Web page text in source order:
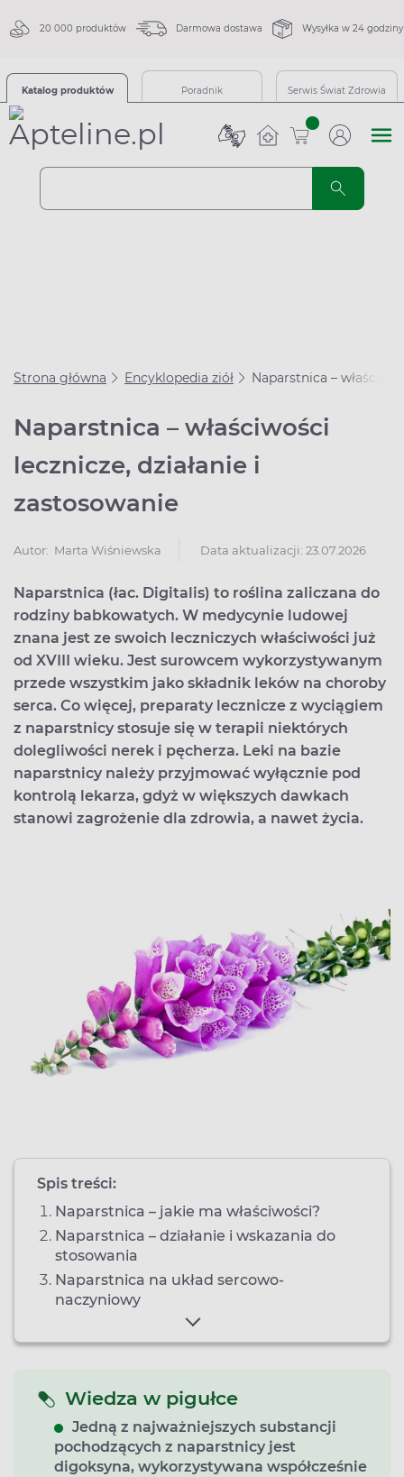
20 000 produktów Darmowa dostawa Wysyłka w 24 godziny
Katalog produktów Poradnik Serwis Świat Zdrowia
sztuk
Strona główna Encyklopedia ziół Naparstnica –
Naparstnica – właściwości
lecznicze, działanie i
zastosowanie
Autor: Marta Wiśniewska Data aktualizacji: 23.07.2026
Naparstnica (łac. Digitalis) to roślina zaliczana do
rodziny babkowatych. W medycynie ludowej
znana jest ze swoich leczniczych właściwości już
od XVIII wieku. Jest surowcem wykorzystywanym
przede wszystkim jako składnik leków na choroby
serca. Co więcej, preparaty lecznicze z wyciągiem
z naparstnicy stosuje się w terapii niektórych
dolegliwości nerek i pęcherza. Leki na bazie
naparstnicy należy przyjmować wyłącznie pod
kontrolą lekarza, gdyż w większych dawkach
stanowi zagrożenie dla zdrowia, a nawet życia.
Spis treści:
Naparstnica – jakie ma właściwości?
Naparstnica – działanie i wskazania do
stosowania
Naparstnica na układ sercowo-
naczyniowy
Wiedza w pigułce
Jedną z najważniejszych substancji
pochodzących z naparstnicy jest
digoksyna, wykorzystywana współcześnie